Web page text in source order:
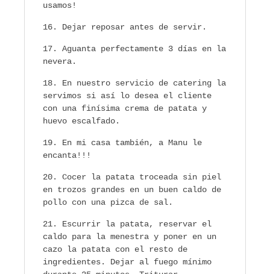
usamos!
Dejar reposar antes de servir.
Aguanta perfectamente 3 días en la
nevera.
En nuestro servicio de catering la
servimos si así lo desea el cliente
con una finísima crema de patata y
huevo escalfado.
En mi casa también, a Manu le
encanta!!!
Cocer la patata troceada sin piel
en trozos grandes en un buen caldo de
pollo con una pizca de sal.
Escurrir la patata, reservar el
caldo para la menestra y poner en un
cazo la patata con el resto de
ingredientes. Dejar al fuego mínimo